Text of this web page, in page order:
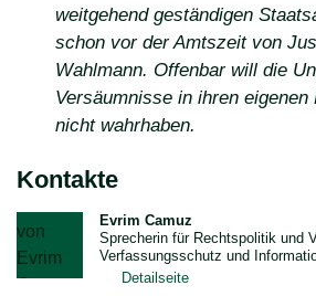
weitgehend geständigen
schon vor der Amtszeit von
Wahlmann. Offenbar will die
Versäumnisse in ihren eigenen
nicht wahrhaben.
Kontakte
Evrim Camuz
Sprecherin für Rechtspolitik und
Verfassungsschutz und
Detailseite